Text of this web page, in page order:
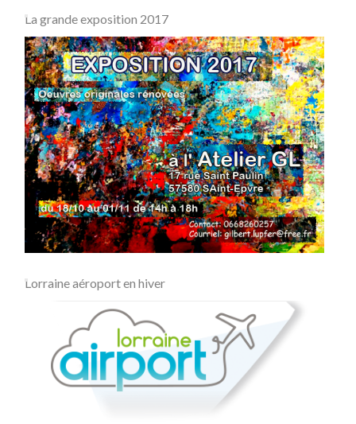
La grande exposition 2017
Lorraine aéroport en hiver